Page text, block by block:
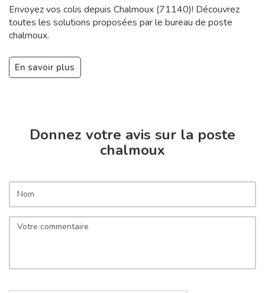
Envoyez vos colis depuis Chalmoux (71140)! Découvrez
toutes les solutions proposées par le bureau de poste
chalmoux.
En savoir plus
Donnez votre avis sur la poste
chalmoux